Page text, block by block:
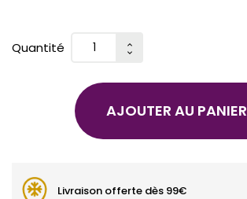
Quantité
AJOUTER AU PANIER
Livraison offerte dès 99€